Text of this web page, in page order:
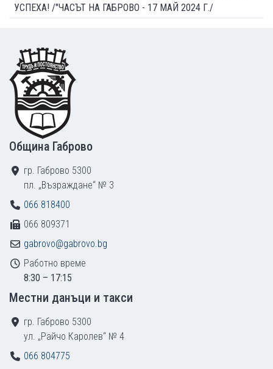
УСПЕХА! /"ЧАСЪТ НА ГАБРОВО - 17 МАЙ 2024 Г./
Footer
Община Габрово
гр. Габрово 5300
пл. „Възраждане“ № 3
066 818400
066 809371
gabrovo@gabrovo.bg
Работно време
8:30 – 17:15
Местни данъци и такси
гр. Габрово 5300
ул. „Райчо Каролев“ № 4
066 804775